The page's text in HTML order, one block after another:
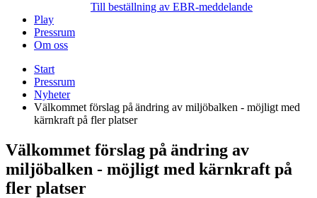
Till beställning av EBR-meddelande
Play
Pressrum
Om oss
Start
Pressrum
Nyheter
Välkommet förslag på ändring av miljöbalken - möjligt med
kärnkraft på fler platser
Välkommet förslag på ändring av
miljöbalken - möjligt med kärnkraft på
fler platser